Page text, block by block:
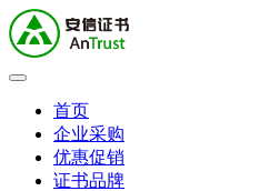
首页
企业采购
优惠促销
证书品牌